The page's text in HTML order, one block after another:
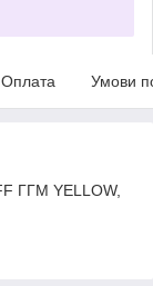
Оплата Умови
ГГМ YELLOW,